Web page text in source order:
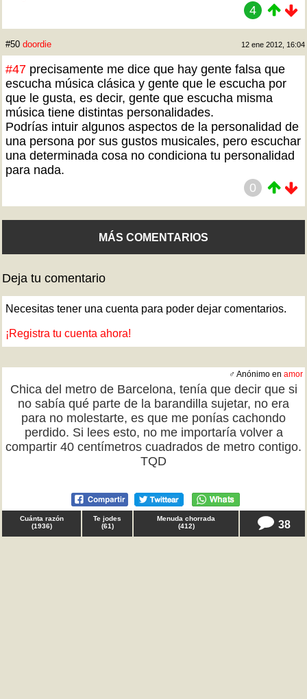
4
#50 doordie 12 ene 2012, 16:04
#47 precisamente me dice que hay gente falsa que
escucha música clásica y gente que le escucha por
que le gusta, es decir, gente que escucha misma
música tiene distintas personalidades.
Podrías intuir algunos aspectos de la personalidad de
una persona por sus gustos musicales, pero escuchar
una determinada cosa no condiciona tu personalidad
para nada.
0
MÁS COMENTARIOS
Deja tu comentario
Necesitas tener una cuenta para poder dejar comentarios.
¡Registra tu cuenta ahora!
♂ Anónimo en amor
Chica del metro de Barcelona, tenía que decir que si
no sabía qué parte de la barandilla sujetar, no era
para no molestarte, es que me ponías cachondo
perdido. Si lees esto, no me importaría volver a
compartir 40 centímetros cuadrados de metro contigo.
TQD
Cuánta razón
(1936)
Te jodes
(61)
Menuda chorrada
(412) 38